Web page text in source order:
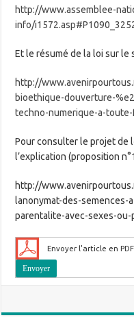
http://www.assemblee-
info/
Et le résumé de la loi sur le
http://
bioethique-douverture-
techno-numerique-a-
Pour consulter le projet de
l’explication (proposition
http://
lanonymat-des-
parentalite-avec-sexes-
Envoyer l'article en PDF